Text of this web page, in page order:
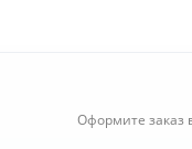
Оформите заказ